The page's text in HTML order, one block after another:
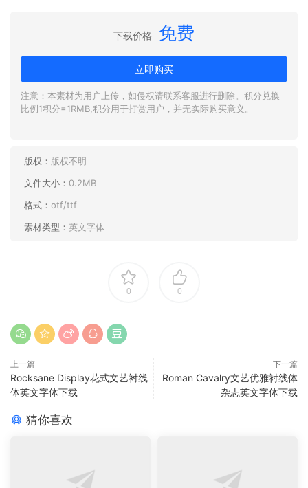
下载价格 免费
立即购买
注意：本素材为用户上传，如侵权请联系客服进行删除。积分兑换
比例1积分=1RMB,积分用于打赏用户，并无实际购买意义。
版权： 版权不明
文件大小： 0.2MB
格式： otf/ttf
素材类型： 英文字体
0 0
上一篇
Rocksane Display花式文艺衬线
体英文字体下载
下一篇
Roman Cavalry文艺优雅衬线体
杂志英文字体下载
猜你喜欢